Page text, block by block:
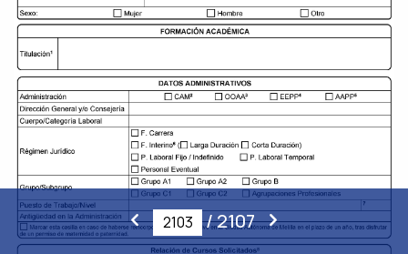
/2107